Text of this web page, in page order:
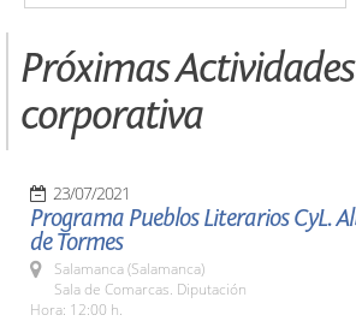
Próximas
corporativa
23/07/2021
Programa Pueblos Literarios CyL.
de Tormes
Salamanca (Salamanca)
Sala de Comarcas. Diputación
Hora: 12:00 h.